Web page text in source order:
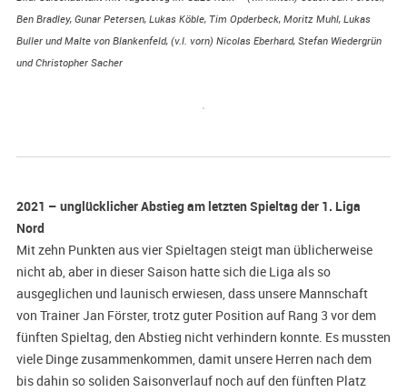
Ben Bradley, Gunar Petersen, Lukas Köble, Tim Opderbeck, Moritz Muhl, Lukas
Buller und Malte von Blankenfeld, (v.l. vorn) Nicolas Eberhard, Stefan Wiedergrün
und Christopher Sacher
2021 – unglücklicher Abstieg am letzten Spieltag der 1. Liga
Nord
Mit zehn Punkten aus vier Spieltagen steigt man üblicherweise
nicht ab, aber in dieser Saison hatte sich die Liga als so
ausgeglichen und launisch erwiesen, dass unsere Mannschaft
von Trainer Jan Förster, trotz guter Position auf Rang 3 vor dem
fünften Spieltag, den Abstieg nicht verhindern konnte. Es mussten
viele Dinge zusammenkommen, damit unsere Herren nach dem
bis dahin so soliden Saisonverlauf noch auf den fünften Platz